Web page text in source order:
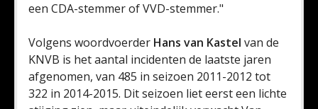
een CDA-stemmer of VVD-stemmer."
Volgens woordvoerder Hans van Kastel van de
KNVB is het aantal incidenten de laatste jaren
afgenomen, van 485 in seizoen 2011-2012 tot
322 in 2014-2015. Dit seizoen liet eerst een lichte